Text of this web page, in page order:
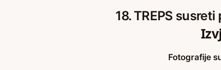
18. TREPS
Fotografije